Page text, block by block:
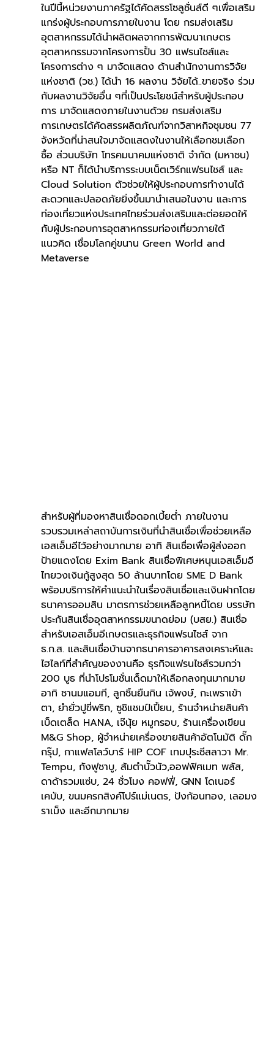
ในปีนี้หน่วยงานภาครัฐได้คัดสรรโซลูชั่นส์ดี ๆเพื่อเสริม
แกร่งผู้ประกอบการภายในงาน โดย กรมส่งเสริม
อุตสาหกรรมได้นำผลิตผลจากการพัฒนาเกษตร
อุตสาหกรรมจากโครงการปั้น 30 แฟรนไชส์และ
โครงการต่าง ๆ มาจัดแสดง ด้านสำนักงานการวิจัย
แห่งชาติ (วช.) ได้นำ 16 ผลงาน วิจัยได้..ขายจริง ร่วม
กับผลงานวิจัยอื่น ๆที่เป็นประโยชน์สำหรับผู้ประกอบ
การ มาจัดแสดงภายในงานด้วย กรมส่งเสริม
การเกษตรได้คัดสรรผลิตภัณฑ์จากวิสาหกิจชุมชน 77
จังหวัดที่น่าสนใจมาจัดแสดงในงานให้เลือกชมเลือก
ซื้อ ส่วนบริษัท โทรคมนาคมแห่งชาติ จำกัด (มหาชน)
หรือ NT ก็ได้นำบริการระบบเน็ตเวิร์กแฟรนไชส์ และ
Cloud Solution ตัวช่วยให้ผู้ประกอบการทำงานได้
สะดวกและปลอดภัยยิ่งขึ้นมานำเสนอในงาน และการ
ท่องเที่ยวแห่งประเทศไทยร่วมส่งเสริมและต่อยอดให้
กับผู้ประกอบการอุตสาหกรรมท่องเที่ยวภายใต้
แนวคิด เชื่อมโลกคู่ขนาน Green World and
Metaverse
สำหรับผู้ที่มองหาสินเชื่อดอกเบี้ยต่ำ ภายในงาน
รวบรวมเหล่าสถาบันการเงินที่นำสินเชื่อเพื่อช่วยเหลือ
เอสเอ็มอีไว้อย่างมากมาย อาทิ สินเชื่อเพื่อผู้ส่งออก
ป้ายแดงโดย Exim Bank สินเชื่อพิเศษหนุนเอสเอ็มอี
ไทยวงเงินกู้สูงสุด 50 ล้านบาทโดย SME D Bank
พร้อมบริการให้คำแนะนำในเรื่องสินเชื่อและเงินฝากโดย
ธนาคารออมสิน มาตรการช่วยเหลือลูกหนี้โดย บรรษัท
ประกันสินเชื่ออุตสาหกรรมขนาดย่อม (บสย.) สินเชื่อ
สำหรับเอสเอ็มอีเกษตรและธุรกิจแฟรนไชส์ จาก
ธ.ก.ส. และสินเชื่อบ้านจากธนาคารอาคารสงเคราะห์และ
ไฮไลท์ที่สำคัญของงานคือ ธุรกิจแฟรนไชส์รวมกว่า
200 บูธ ที่นำโปรโมชั่นเด็ดมาให้เลือกลงทุนมากมาย
อาทิ ชานมแอมที, ลูกชิ้นยืนกิน เจ้พงษ์, กะเพราเข้า
ตา, ยำยั่วปูขี่พริก, ซูชิแชมป์เปี้ยน, ร้านจำหน่ายสินค้า
เบ็ดเตล็ด HANA, เจ๊นุ้ย หมูกรอบ, ร้านเครื่องเขียน
M&G Shop, ผู้จำหน่ายเครื่องขายสินค้าอัตโนมัติ ดั๊ก
กรุ๊ป, กาแฟสโลว์บาร์ HIP COF เทมปุระชีสลาวา Mr.
Tempu, กังฟูชาบู, ส้มตำนั๊วนัว,ออฟฟิศเมท พลัส,
ดาด้ารวมแซ่บ, 24 ชั่วโมง คอฟฟี่, GNN โดเนอร์
เคบับ, ขนมครกสิงค์โปร์แม่เนตร, ปังก้อนทอง, เลอมง
ราเม็ง และอีกมากมาย